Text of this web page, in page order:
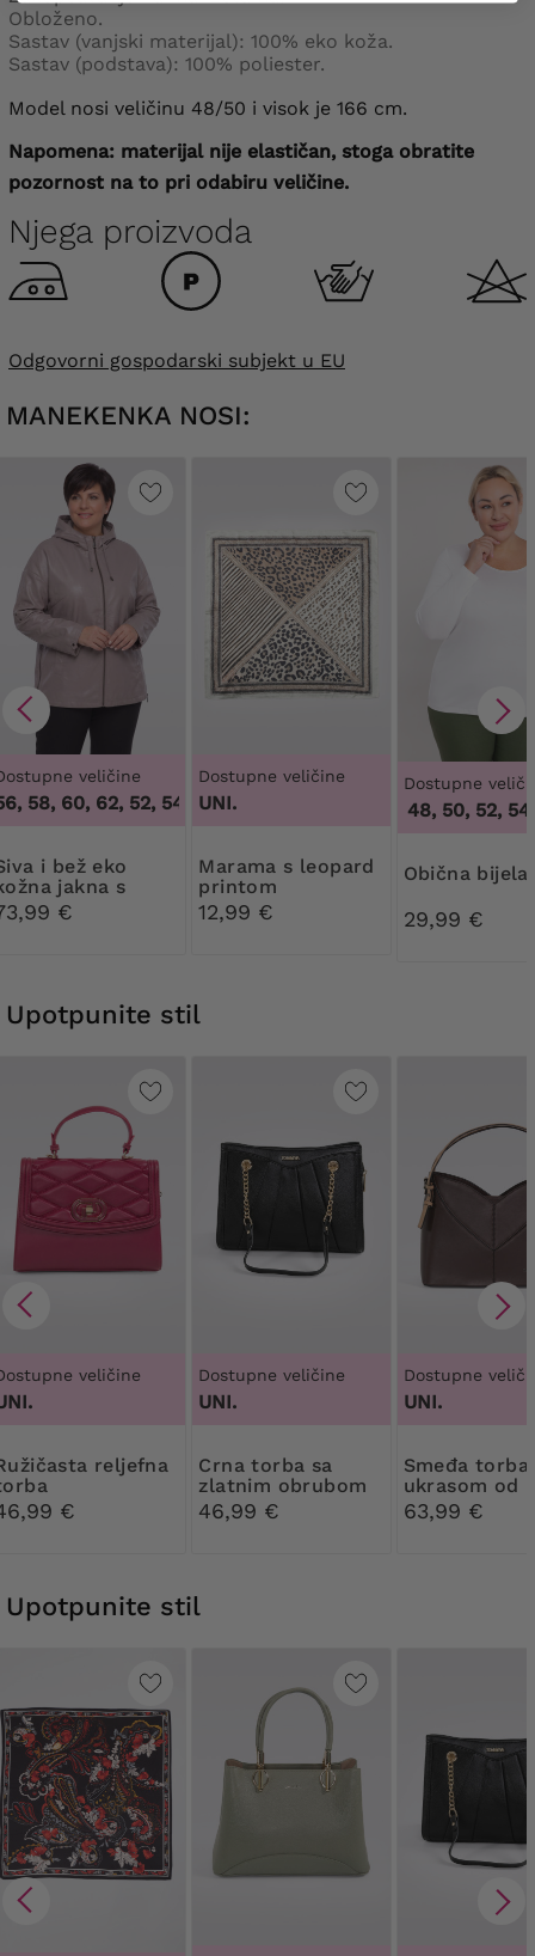
Obloženo.
Sastav (vanjski materijal): 100% eko koža.
Sastav (podstava): 100% poliester.
Model nosi veličinu 48/50 i visok je 166 cm.
Napomena: materijal nije elastičan, stoga obratite
pozornost na to pri odabiru veličine.
Njega proizvoda
Odgovorni gospodarski subjekt u EU
MANEKENKA NOSI:
veličine
58, 60, 62,52, 54, 56, 58, 60, 62
eko
jakna s
€
Dostupne veličine
UNI.
Marama s leopard
printom
12,99 €
Dostupne
44, 46, 48, 50, 52,
Obična
29,99 €
Upotpunite stil
veličine
€
Dostupne veličine
UNI.
Crna torba sa
zlatnim obrubom
46,99 €
Dostupne
UNI.
Smeđa torba s
ukrasom od
devine boje
63,99 €
Upotpunite stil